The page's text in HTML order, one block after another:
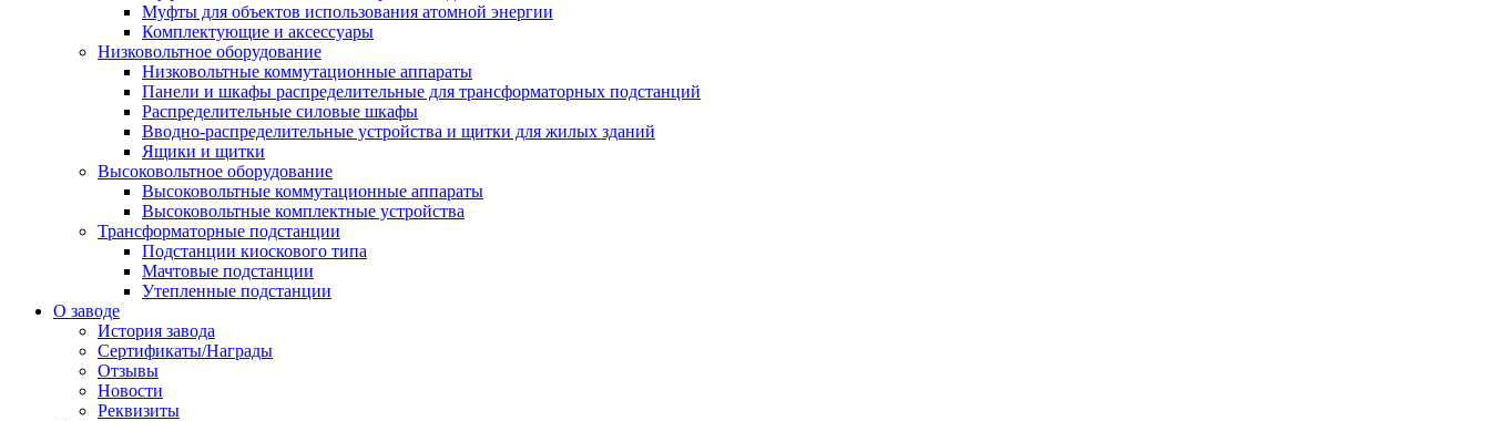
Муфты для объектов использования атомной энергии
Комплектующие и аксессуары
Низковольтное оборудование
Низковольтные коммутационные аппараты
Панели и шкафы распределительные для трансформаторных подстанций
Распределительные силовые шкафы
Вводно-распределительные устройства и щитки для жилых зданий
Ящики и щитки
Высоковольтное оборудование
Высоковольтные коммутационные аппараты
Высоковольтные комплектные устройства
Трансформаторные подстанции
Подстанции киоскового типа
Мачтовые подстанции
Утепленные подстанции
О заводе
История завода
Сертификаты/Награды
Отзывы
Новости
Реквизиты